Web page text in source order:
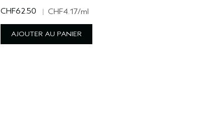
CHF62.50 | CHF4.17/ml
AJOUTER AU PANIER